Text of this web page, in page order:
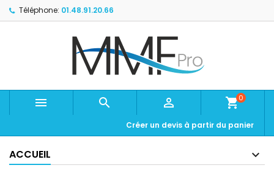
Téléphone: 01.48.91.20.66
   shopping_cart0
Créer un devis à partir du panier
ACCUEIL